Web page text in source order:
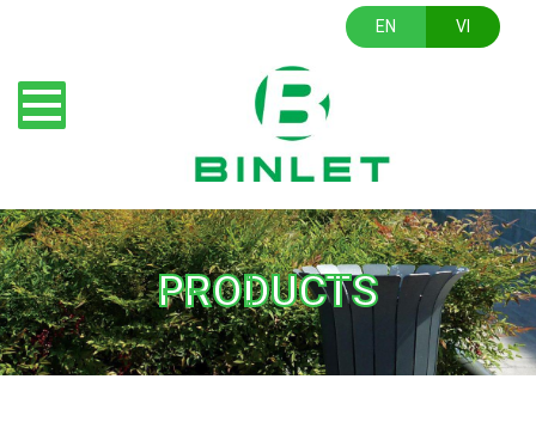
EN VI
PRODUCTS